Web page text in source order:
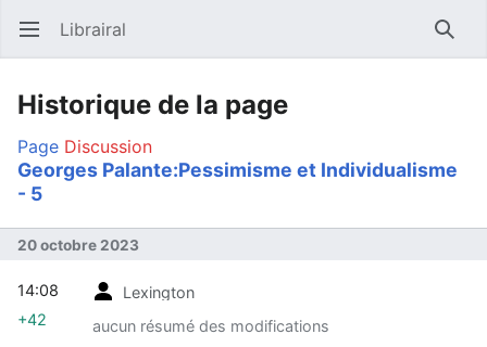
Ouvrir le menu principal Librairal
Historique de la page
Page Discussion
Georges Palante:Pessimisme et Individualisme
- 5
20 octobre 2023
Lexington
aucun résumé des modifications
14:08
+42